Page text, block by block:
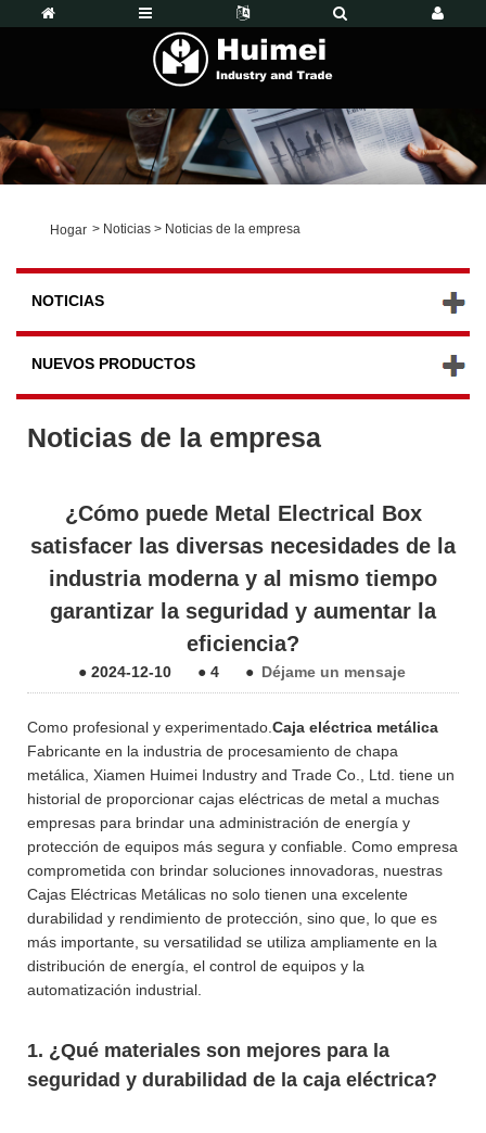
Hogar > Noticias > Noticias de la empresa
NOTICIAS
NUEVOS PRODUCTOS
Noticias de la empresa
¿Cómo puede Metal Electrical Box
satisfacer las diversas necesidades de la
industria moderna y al mismo tiempo
garantizar la seguridad y aumentar la
eficiencia?
● 2024-12-10 ● 4 ● Déjame un mensaje
Como profesional y experimentado. Caja eléctrica metálica
Fabricante en la industria de procesamiento de chapa
metálica, Xiamen Huimei Industry and Trade Co., Ltd. tiene un
historial de proporcionar cajas eléctricas de metal a muchas
empresas para brindar una administración de energía y
protección de equipos más segura y confiable. Como empresa
comprometida con brindar soluciones innovadoras, nuestras
Cajas Eléctricas Metálicas no solo tienen una excelente
durabilidad y rendimiento de protección, sino que, lo que es
más importante, su versatilidad se utiliza ampliamente en la
distribución de energía, el control de equipos y la
automatización industrial.
1. ¿Qué materiales son mejores para la
seguridad y durabilidad de la caja eléctrica?